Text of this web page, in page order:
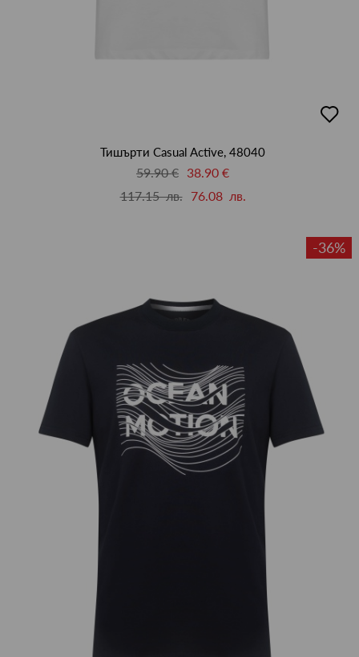
в
Тишърти Casual Active, 48040
59.90 € 38.90 €
117.15 лв.
76.08 лв.
-36%